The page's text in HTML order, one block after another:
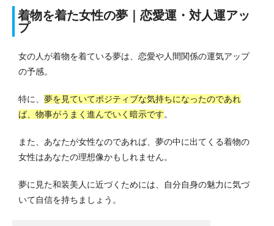
着物を着た女性の夢｜恋愛運・対人運アッ
プ
女の人が着物を着ている夢は、恋愛や人間関係の運気アップ
の予感。
特に、 夢を見ていてポジティブな気持ちになったのであれ
ば、物事がうまく進んでいく暗示です。
また、あなたが女性なのであれば、夢の中に出てくる着物の
女性はあなたの理想像かもしれません。
夢に見た和装美人に近づくためには、自分自身の魅力に気づ
いて自信を持ちましょう。